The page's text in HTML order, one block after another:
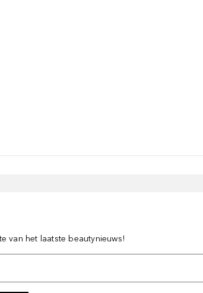
van het laatste beautynieuws!